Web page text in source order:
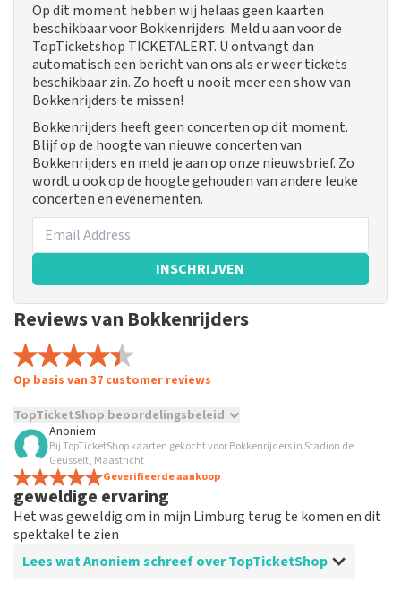
Op dit moment hebben wij helaas geen kaarten
beschikbaar voor Bokkenrijders. Meld u aan voor de
TopTicketshop TICKETALERT. U ontvangt dan
automatisch een bericht van ons als er weer tickets
beschikbaar zin. Zo hoeft u nooit meer een show van
Bokkenrijders te missen!
Bokkenrijders heeft geen concerten op dit moment.
Blijf op de hoogte van nieuwe concerten van
Bokkenrijders en meld je aan op onze nieuwsbrief. Zo
wordt u ook op de hoogte gehouden van andere leuke
concerten en evenementen.
INSCHRIJVEN
Reviews van Bokkenrijders
Op basis van 37 customer reviews
TopTicketShop beoordelingsbeleid
TopTicketShop verzamelt reviews van echte klanten. Het is
niet mogelijk om een review achter te laten als je geen
tickets hebt aangeschaft bij TopTicketShop. Reviews met
grof taalgebruik en/of onwaarheden worden niet geplaatst.
Het kan enkele weken duren voordat een review wordt
geplaatst.
Anoniem
Bij TopTicketShop kaarten gekocht voor Bokkenrijders in Stadion de
Geusselt, Maastricht
Geverifieerde aankoop
geweldige ervaring
Het was geweldig om in mijn Limburg terug te komen en dit
spektakel te zien
Lees wat Anoniem schreef over TopTicketShop